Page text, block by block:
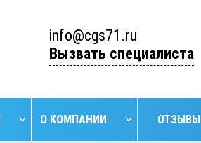
info@cgs71.ru
Вызвать специалиста
О КОМПАНИИ ОТЗЫВЫ